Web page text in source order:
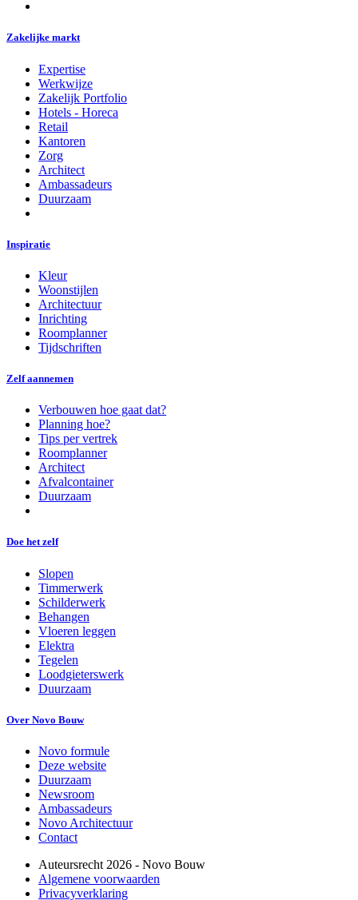
Zakelijke markt
Expertise
Werkwijze
Zakelijk Portfolio
Hotels - Horeca
Retail
Kantoren
Zorg
Architect
Ambassadeurs
Duurzaam
Inspiratie
Kleur
Woonstijlen
Architectuur
Inrichting
Roomplanner
Tijdschriften
Zelf aannemen
Verbouwen hoe gaat dat?
Planning hoe?
Tips per vertrek
Roomplanner
Architect
Afvalcontainer
Duurzaam
Doe het zelf
Slopen
Timmerwerk
Schilderwerk
Behangen
Vloeren leggen
Elektra
Tegelen
Loodgieterswerk
Duurzaam
Over Novo Bouw
Novo formule
Deze website
Duurzaam
Newsroom
Ambassadeurs
Novo Architectuur
Contact
Auteursrecht 2026 - Novo Bouw
Algemene voorwaarden
Privacyverklaring